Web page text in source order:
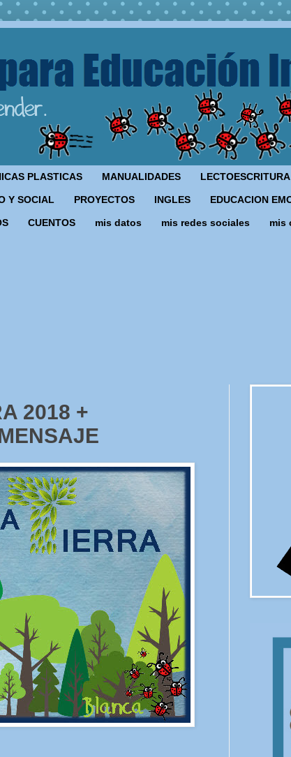
PLASTICAS MANUALIDADES LECTOESCRITURA
Y SOCIAL PROYECTOS INGLES EDUCACION
CUENTOS mis datos mis redes sociales mis
2018 +